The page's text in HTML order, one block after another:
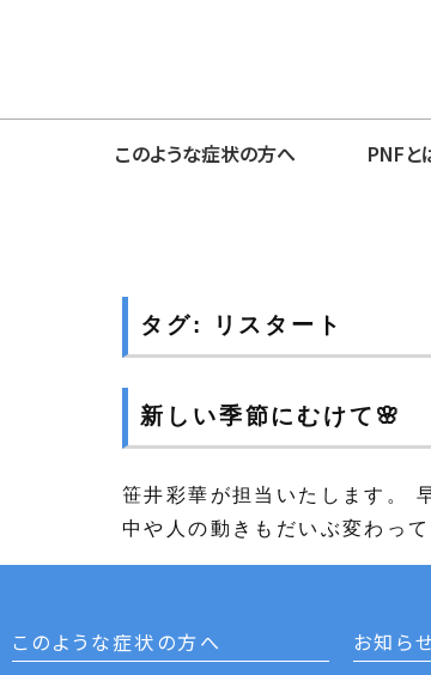
このような症状の方へ PNFと
タグ: リスタート
新しい季節にむけて🌸
笹井彩華が担当いたします。
中や人の動きもだいぶ変わっ
このような症状の方へ
お知ら